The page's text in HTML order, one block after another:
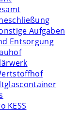
Aufgaben
Entsorgung
KESS